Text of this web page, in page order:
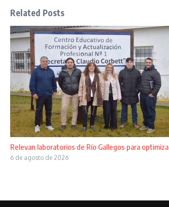
Related Posts
Relevan laboratorios de Río Gallegos para
6 de agosto de 2026